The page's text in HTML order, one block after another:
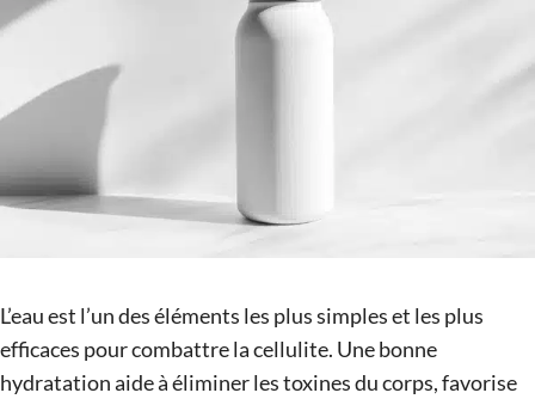
L’eau est l’un des éléments les plus simples et les plus
efficaces pour combattre la cellulite. Une bonne
hydratation aide à éliminer les toxines du corps, favorise